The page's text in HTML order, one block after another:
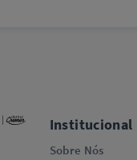
Institucional
Sobre Nós